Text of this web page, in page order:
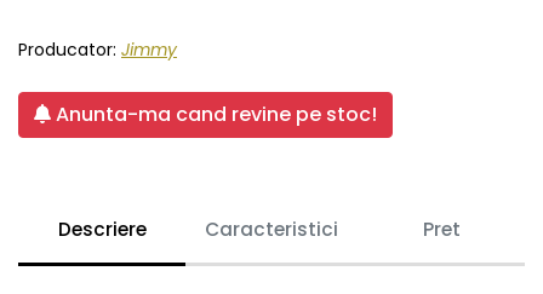
Producator: Jimmy
Anunta-ma cand revine pe stoc!
Descriere Caracteristici Pret